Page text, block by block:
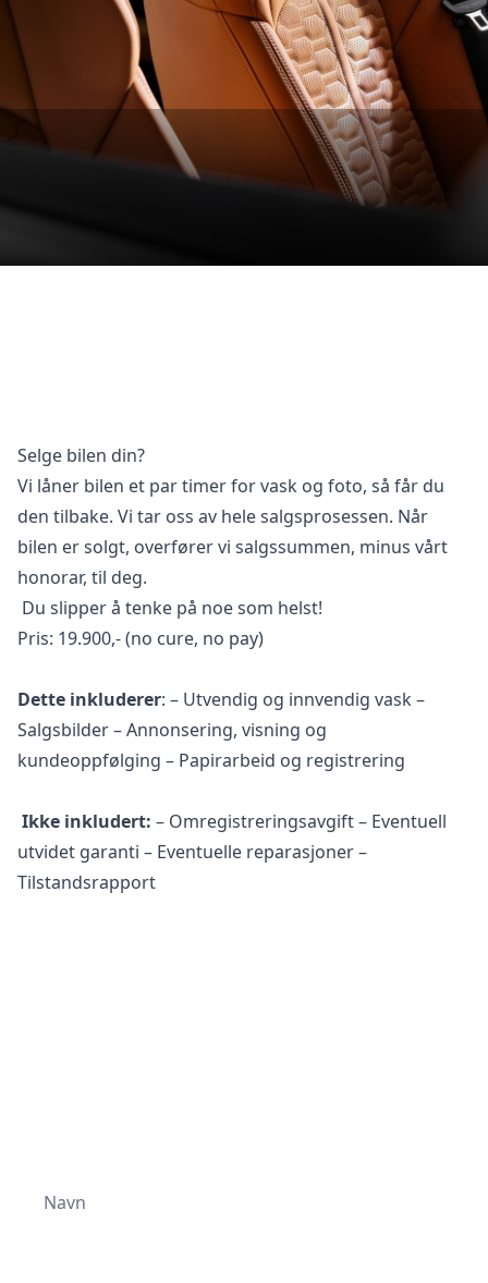
Selge bilen din?
Vi låner bilen et par timer for vask og foto, så får du
den tilbake. Vi tar oss av hele salgsprosessen. Når
bilen er solgt, overfører vi salgssummen, minus vårt
honorar, til deg.
Du slipper å tenke på noe som helst!
Pris: 19.900,- (no cure, no pay)
Dette inkluderer: – Utvendig og innvendig vask –
Salgsbilder – Annonsering, visning og
kundeoppfølging – Papirarbeid og registrering
Ikke inkludert: – Omregistreringsavgift – Eventuell
utvidet garanti – Eventuelle reparasjoner –
Tilstandsrapport